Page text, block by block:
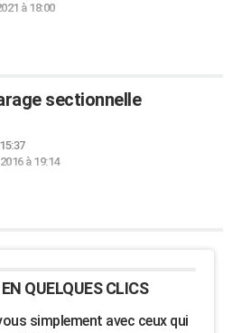
à 18:00
sectionnelle
à 19:14
QUELQUES CLICS
simplement avec ceux qui